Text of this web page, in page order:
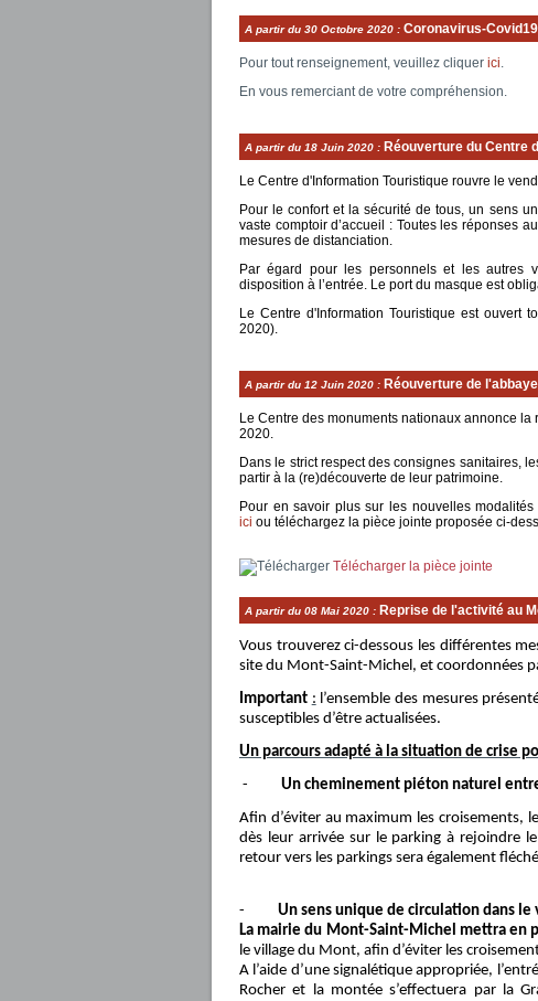
A partir du 30 Octobre 2020 : Coronavirus-
Pour tout renseignement, veuillez cliquer ici.
En vous remerciant de votre compréhension.
A partir du 18 Juin 2020 : Réouverture du Centre
Le Centre d'Information Touristique rouvre le
Pour le confort et la sécurité de tous, un sens
vaste comptoir d’accueil : Toutes les réponses
mesures de distanciation.
Par égard pour les personnels et les autres
disposition à l’entrée. Le port du masque est
Le Centre d'Information Touristique est ouvert
2020).
A partir du 12 Juin 2020 : Réouverture de
Le Centre des monuments nationaux annonce
2020.
Dans le strict respect des consignes sanitaires,
partir à la (re)découverte de leur patrimoine.
Pour en savoir plus sur les nouvelles
ici ou téléchargez la pièce jointe proposée ci-
Télécharger la pièce jointe
A partir du 08 Mai 2020 : Reprise de l'activité au
Vous trouverez ci-dessous les différentes
site du Mont-Saint-Michel, et coordonnées
Important : l’ensemble des mesures
susceptibles d’être actualisées.
Un parcours adapté à la situation de crise
- Un cheminement piéton naturel
Afin d’éviter au maximum les croisements,
dès leur arrivée sur le parking à rejoindre
retour vers les parkings sera également
- Un sens unique de circulation dans
La mairie du Mont-Saint-Michel mettra en
le village du Mont, afin d’éviter les
A l’aide d’une signalétique appropriée,
Rocher et la montée s’effectuera par la